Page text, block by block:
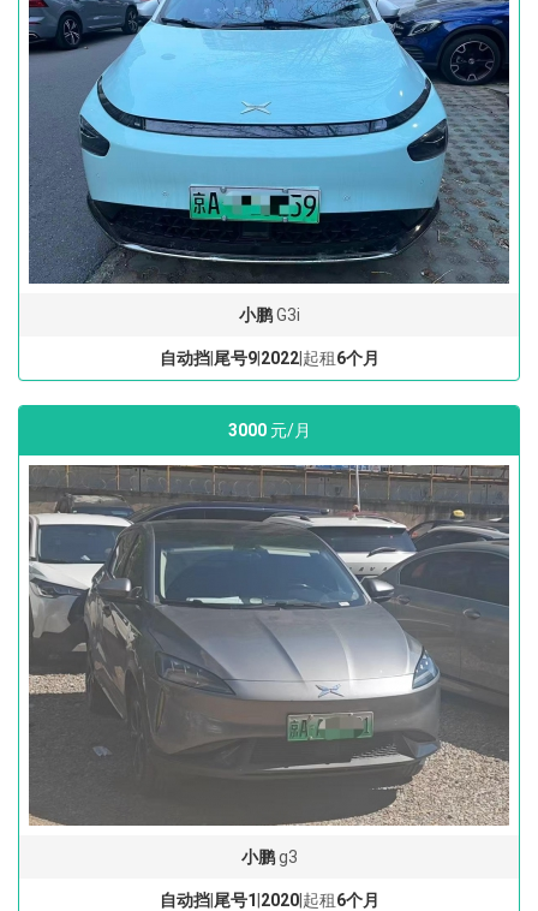
小鹏G3i
自动挡| 尾号9| 2022|起租6个月
3000元/月
小鹏g3
自动挡| 尾号1 2020|起租6个月